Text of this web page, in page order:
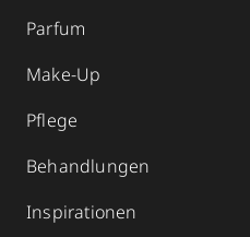
Parfum
Make-Up
Pflege
Behandlungen
Inspirationen